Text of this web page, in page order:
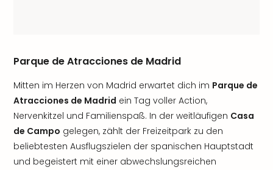
Parque de Atracciones de Madrid
Mitten im Herzen von Madrid erwartet dich im Parque de
Atracciones de Madrid ein Tag voller Action,
Nervenkitzel und Familienspaß. In der weitläufigen Casa
de Campo gelegen, zählt der Freizeitpark zu den
beliebtesten Ausflugszielen der spanischen Hauptstadt
und begeistert mit einer abwechslungsreichen